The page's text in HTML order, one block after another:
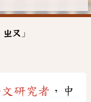
ㄓㄡ 」
研究者 ，中